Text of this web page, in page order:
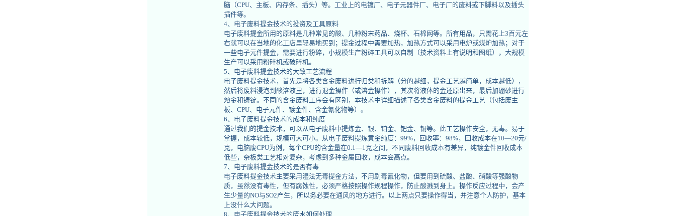
脑（CPU、主板、内存条、插头）等。工业上的电镀厂、电子元器件厂、电子厂的废料或下脚料以及插头
插件等。
4、电子废料提金技术的投资及工具原料
电子废料提金所用的原料是几种常见的酸、几种粉末药品、烧杯、石棉网等。所有用品，只需花上3百元左
右就可以在当地的化工店里轻易地买到；提金过程中需要加热，加热方式可以采用电炉或煤炉加热；对于
一些电子元件提金，需要进行粉碎，小规模生产粉碎工具可以自制（技术资料上有说明和图纸），大规模
生产可以采用粉碎机或破碎机。
5、电子废料提金技术的大致工艺流程
电子废料提金技术，首先是将各类含金废料进行归类和拆解（分的越细，提金工艺越简单，成本越低），
然后将废料浸泡到酸溶液里，进行退金操作（或溶金操作），其次将液体的金还原出来，最后加硼砂进行
熔金和铸锭。不同的含金废料工序会有区别，本技术中详细描述了各类含金废料的提金工艺（包括废主
板、CPU、电子元件、镀金件、含金氰化物等）。
6、电子废料提金技术的成本和纯度
通过我们的提金技术，可以从电子废料中提炼金、银、铂金、钯金、铜等。此工艺操作安全，无毒。易于
掌握，成本较低，规模可大可小。从电子废料提炼黄金纯度：99%，回收率：98%，回收成本在10—20元/
克，电脑废CPU为例，每个CPU的含金量在0.1—1克之间，不同废料回收成本有差异，纯镀金件回收成本
低些，杂板类工艺相对复杂，考虑到多种金属回收，成本会高点。
7、电子废料提金技术的是否有毒
电子废料提金技术主要采用湿法无毒提金方法，不用剧毒氰化物，但要用到硫酸、盐酸、硝酸等强酸物
质，虽然没有毒性，但有腐蚀性，必须严格按照操作规程操作，防止酸溅到身上。操作反应过程中，会产
生少量的NO与SO2产生，所以务必要在通风的地方进行。以上两点只要操作得当，并注意个人防护，基本
上没什么大问题。
8、电子废料提金技术的废水如何处理